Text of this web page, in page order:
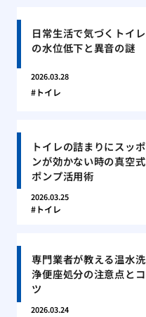
日常生活で気づくトイレ
の水位低下と異音の謎
2026.03.28
トイレ
トイレの詰まりにスッポ
ンが効かない時の真空式
ポンプ活用術
2026.03.25
トイレ
専門業者が教える温水洗
浄便座処分の注意点とコ
ツ
2026.03.24